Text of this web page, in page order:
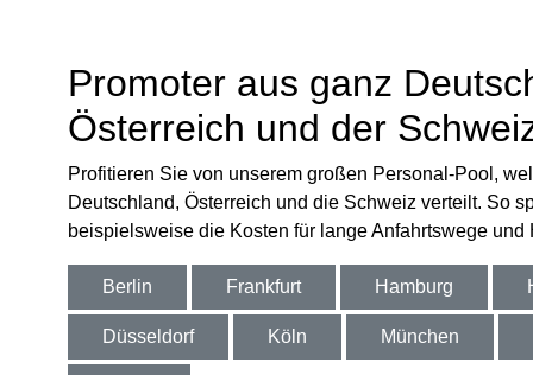
Promoter aus ganz
Österreich und der
Profitieren Sie von unserem großen Personal-Pool,
Deutschland, Österreich und die Schweiz verteilt. So
beispielsweise die Kosten für lange Anfahrtswege und
Berlin Frankfurt Hamburg
Düsseldorf Köln München